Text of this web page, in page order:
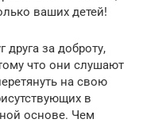
ваших детей!
друга за доброту,
что они слушают
на свою
в
основе. Чем